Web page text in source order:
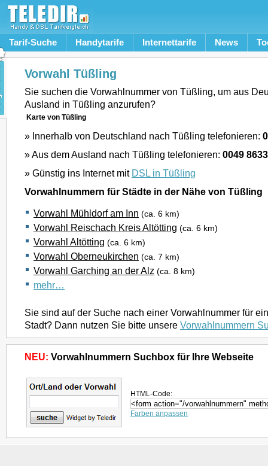
Tarif-Suche Handytarife Internettarife News
Vorwahl Tüßling
Sie suchen die Vorwahlnummer von Tüßling, um aus
Ausland in Tüßling anzurufen?
Karte von Tüßling
» Innerhalb von Deutschland nach Tüßling telefonieren:
» Aus dem Ausland nach Tüßling telefonieren: 0049 8633
» Günstig ins Internet mit DSL in Tüßling
Vorwahlnummern für Städte in der Nähe von Tüßling
Vorwahl Mühldorf am Inn (ca. 6 km)
Vorwahl Reischach Kreis Altötting (ca. 6 km)
Vorwahl Altötting (ca. 6 km)
Vorwahl Oberneukirchen (ca. 7 km)
Vorwahl Garching an der Alz (ca. 8 km)
mehr…
Sie sind auf der Suche nach einer Vorwahlnummer für
Stadt? Dann nutzen Sie bitte unsere Vorwahlnummern
NEU: Vorwahlnummern Suchbox für Ihre Webseite
HTML-Code:
Farben anpassen